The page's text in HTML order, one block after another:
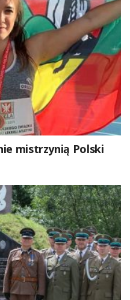
mistrzynią Polski